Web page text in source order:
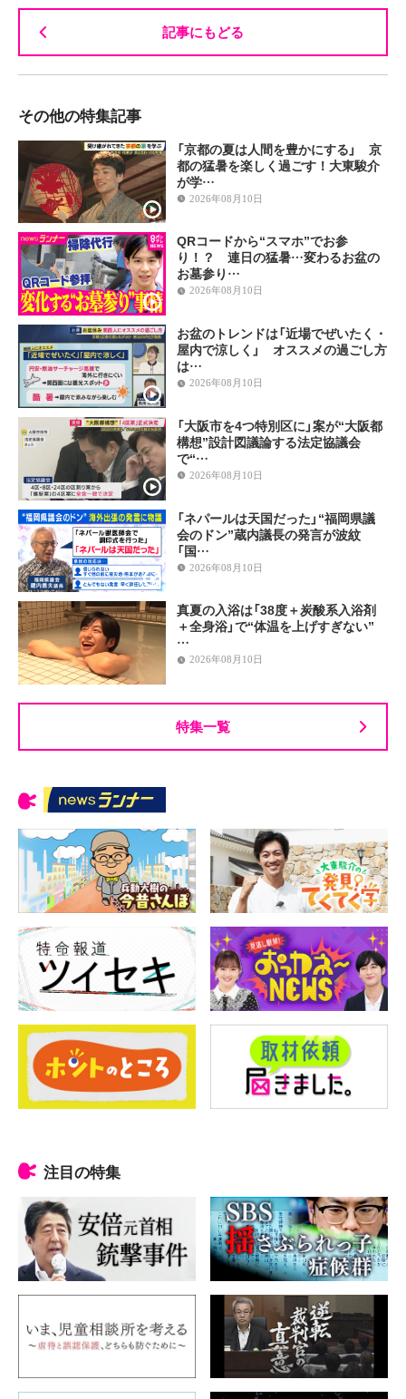
記事にもどる
その他の特集記事
「京都の夏は人間を豊かにする」 京
都の猛暑を楽しく過ごす！大東駿介
が学…
2026年08月10日
QRコードから“スマホ”でお参
り！？ 連日の猛暑…変わるお盆の
お墓参り…
2026年08月10日
お盆のトレンドは「近場でぜいたく・
屋内で涼しく」 オススメの過ごし方
は…
2026年08月10日
「大阪市を4つ特別区に」案が“大阪都
構想”設計図議論する法定協議会
で“…
2026年08月10日
「ネパールは天国だった」“福岡県議
会のドン”蔵内議長の発言が波紋
「国…
2026年08月10日
真夏の入浴は「38度＋炭酸系入浴剤
＋全身浴」で“体温を上げすぎない”
…
2026年08月10日
特集一覧
注目の特集